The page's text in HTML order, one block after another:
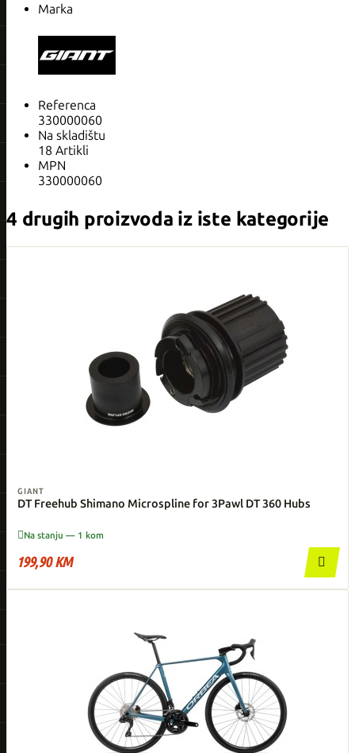
Marka
Referenca
330000060
Na skladištu
18 Artikli
MPN
330000060
4 drugih proizvoda iz iste kategorije
GIANT
DT Freehub Shimano Microspline for 3­Pawl DT 360 Hubs
Na stanju — 1 kom
199,90 KM 